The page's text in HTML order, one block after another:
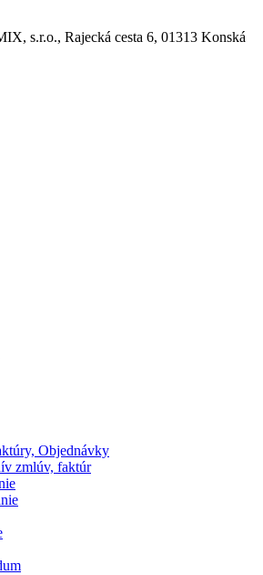
s.r.o., Rajecká cesta 6, 01313 Konská
Objednávky
zmlúv, faktúr